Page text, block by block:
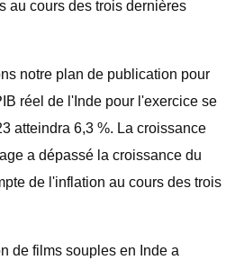
au cours des trois dernières
notre plan de publication pour
réel de l'Inde pour l'exercice se
atteindra 6,3 %. La croissance
a dépassé la croissance du
de l'inflation au cours des trois
de films souples en Inde a